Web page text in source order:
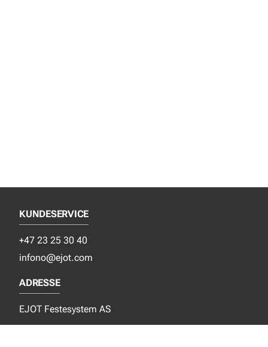
KUNDESERVICE
+47 23 25 30 40
infono@ejot.com
ADRESSE
EJOT Festesystem AS